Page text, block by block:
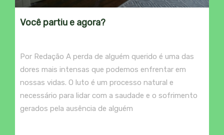
Você partiu e agora?
Por Redação A perda de alguém querido é uma das
dores mais intensas que podemos enfrentar em
nossas vidas. O luto é um processo natural e
necessário para lidar com a saudade e o sofrimento
gerados pela ausência de alguém